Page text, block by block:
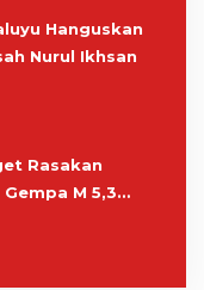
Hanguskan
Nurul Ikhsan
Rasakan
M 5,3